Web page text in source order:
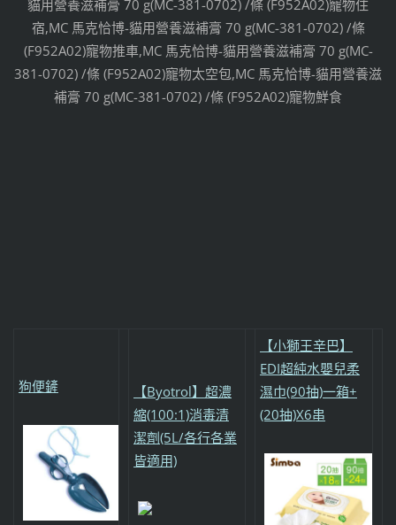
貓用營養滋補膏 70 g(MC-381-0702) /條 (F952A02)寵物住
宿,MC 馬克恰博-貓用營養滋補膏 70 g(MC-381-0702) /條
(F952A02)寵物推車,MC 馬克恰博-貓用營養滋補膏 70 g(MC-
381-0702) /條 (F952A02)寵物太空包,MC 馬克恰博-貓用營養滋
補膏 70 g(MC-381-0702) /條 (F952A02)寵物鮮食
狗便鏟
【Byotrol】超濃
縮(100:1)消毒清
潔劑(5L/各行各業
皆適用)
【小獅王辛巴】
EDI超純水嬰兒柔
濕巾(90抽)一箱+
(20抽)X6串